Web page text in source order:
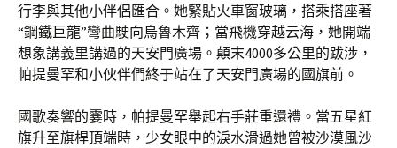
行李與其他小伴侶匯合。她緊貼火車窗玻璃，搭乘搭座著
“鋼鐵巨龍”彎曲駛向烏魯木齊；當飛機穿越云海，她開端
想象講義里講過的天安門廣場。顛末4000多公里的跋涉，
帕提曼罕和小伙伴們終于站在了天安門廣場的國旗前。
國歌奏響的霎時，帕提曼罕舉起右手莊重還禮。當五星紅
旗升至旗桿頂端時，少女眼中的淚水滑過她曾被沙漠風沙